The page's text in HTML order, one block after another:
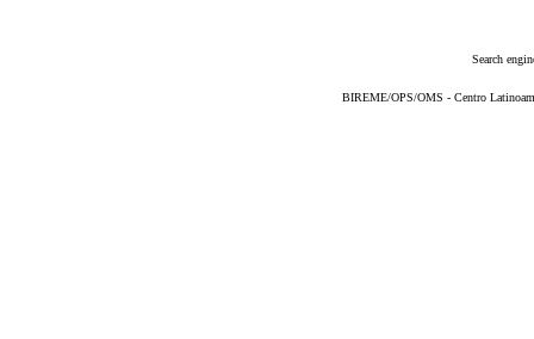
Search
BIREME/OPS/OMS - Centro